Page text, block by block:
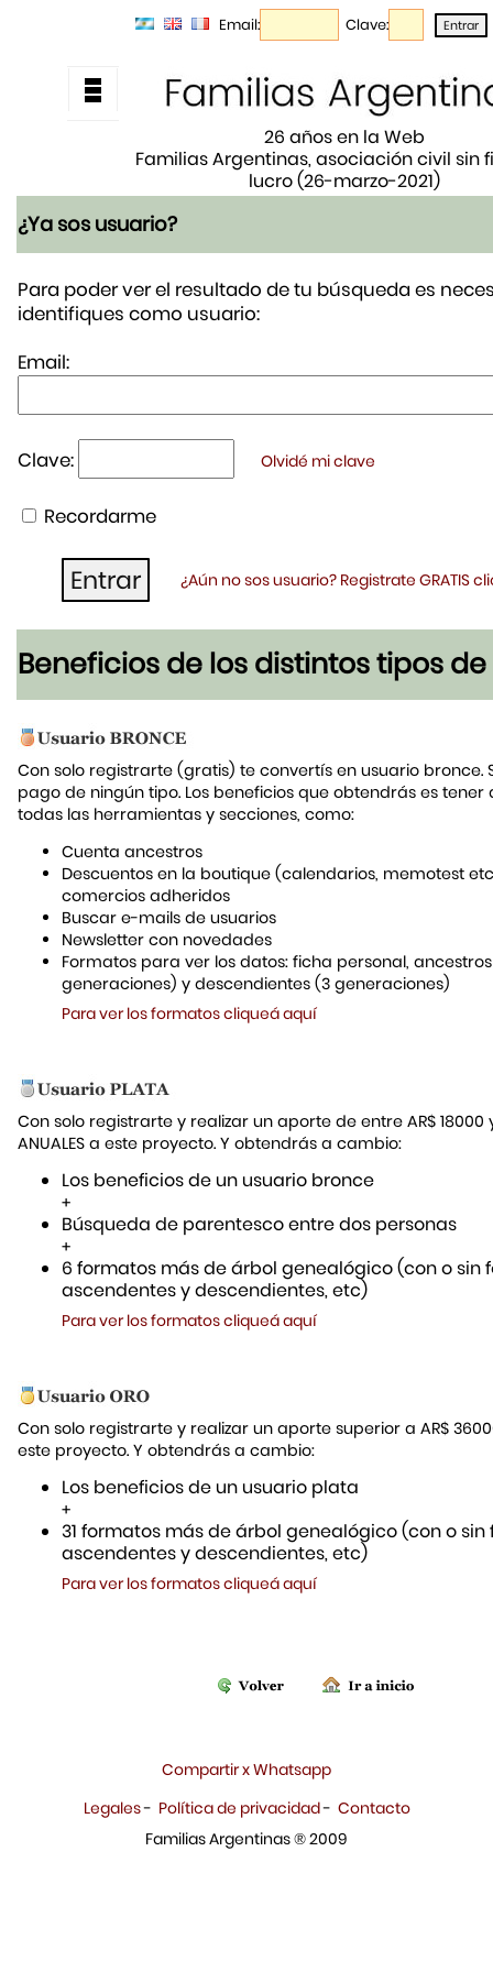
Email: Clave:
26 años en la Web
Familias Argentinas, asociación civil sin
lucro (26-marzo-2021)
¿Ya sos usuario?
Para poder ver el resultado de tu búsqueda es
identifiques como usuario:
Email:
Clave: Olvidé mi clave
Recordarme
¿Aún no sos usuario? Registrate GRATIS
Beneficios de los distintos tipos de
Con solo registrarte (gratis) te convertís en usuario bronce.
pago de ningún tipo. Los beneficios que obtendrás es tener
todas las herramientas y secciones, como:
Cuenta ancestros
Descuentos en la boutique (calendarios, memotest
comercios adheridos
Buscar e-mails de usuarios
Newsletter con novedades
Formatos para ver los datos: ficha personal,
generaciones) y descendientes (3 generaciones)
Para ver los formatos cliqueá aquí
Con solo registrarte y realizar un aporte de entre AR$ 18000
ANUALES a este proyecto. Y obtendrás a cambio:
Los beneficios de un usuario bronce
+
Búsqueda de parentesco entre dos personas
+
6 formatos más de árbol genealógico (con o sin
ascendentes y descendientes, etc)
Para ver los formatos cliqueá aquí
Con solo registrarte y realizar un aporte superior a AR$
este proyecto. Y obtendrás a cambio:
Los beneficios de un usuario plata
+
31 formatos más de árbol genealógico (con o sin
ascendentes y descendientes, etc)
Para ver los formatos cliqueá aquí
Compartir x Whatsapp
Legales- Política de privacidad- Contacto
Familias Argentinas ® 2009